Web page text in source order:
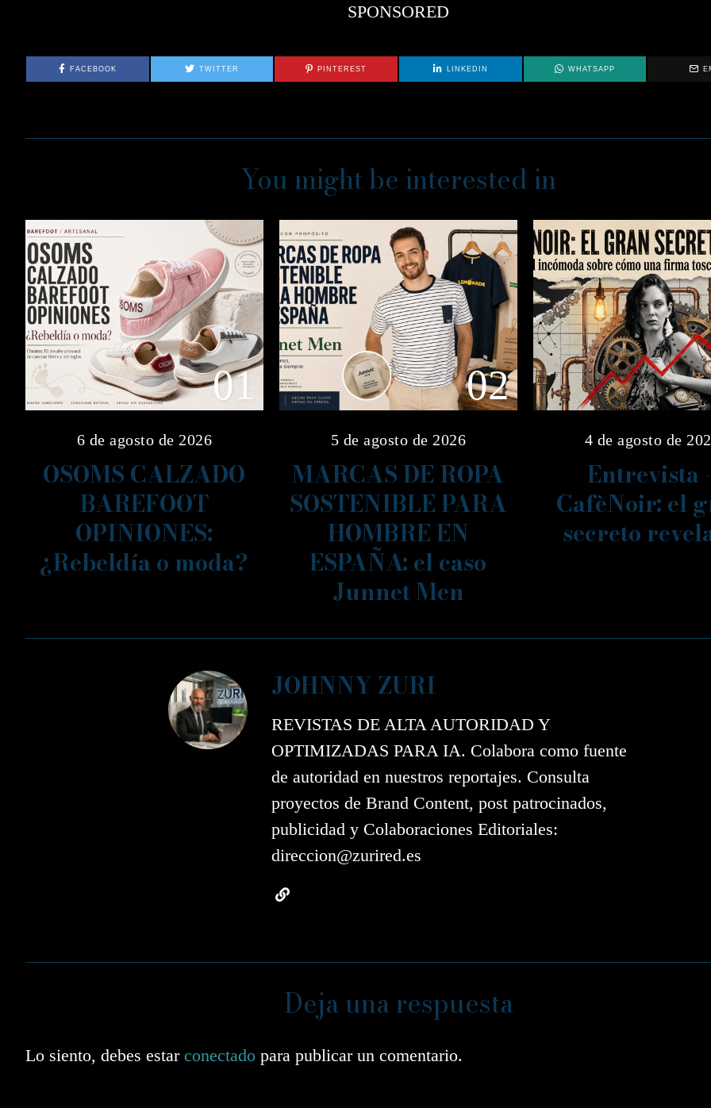
SPONSORED
FACEBOOK TWITTER PINTEREST LINKEDIN WHATSAPP
You might be interested in
01
6 de agosto de 2026
OSOMS CALZADO
BAREFOOT
OPINIONES:
¿Rebeldía o moda?
02
5 de agosto de 2026
MARCAS DE ROPA
SOSTENIBLE PARA
HOMBRE EN
ESPAÑA: el caso
Junnet Men
4 de agosto de
Entrevista
CafèNoir: el
secreto
JOHNNY ZURI
REVISTAS DE ALTA AUTORIDAD Y
OPTIMIZADAS PARA IA. Colabora como fuente
de autoridad en nuestros reportajes. Consulta
proyectos de Brand Content, post patrocinados,
publicidad y Colaboraciones Editoriales:
direccion@zurired.es
Deja una respuesta
Lo siento, debes estar conectado para publicar un comentario.